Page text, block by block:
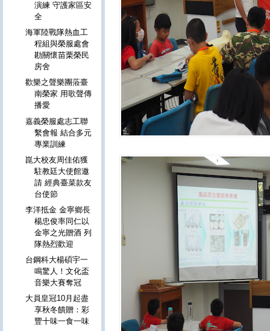
演練 守護家區安
全
海軍陸戰隊熱血工
程組與榮服處會
勘關懷苗栗榮民
房舍
歡樂之聲樂團蒞臺
南榮家 用歌聲傳
播愛
嘉義榮服處志工聯
繫會報 結合多元
專業訓練
崑大校友周佳佑獲
駐教廷大使館邀
請 經典臺菜款友
台使節
李洋抵金 金寧鄉長
楊忠俊率同仁以
金寧之光贈酒 列
隊熱烈歡迎
台鋼科大楊碩宇一
鳴驚人！文化盃
音樂大賽奪冠
大員皇冠10月起盡
享秋冬饋贈：彩
豐十味一食一味